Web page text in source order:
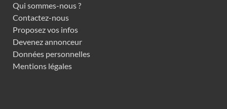
Qui sommes-nous ?
Contactez-nous
Proposez vos infos
Devenez annonceur
Données personnelles
Mentions légales